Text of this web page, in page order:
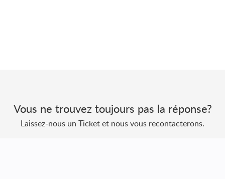
Vous ne trouvez toujours pas la réponse?
Laissez-nous un Ticket et nous vous recontacterons.